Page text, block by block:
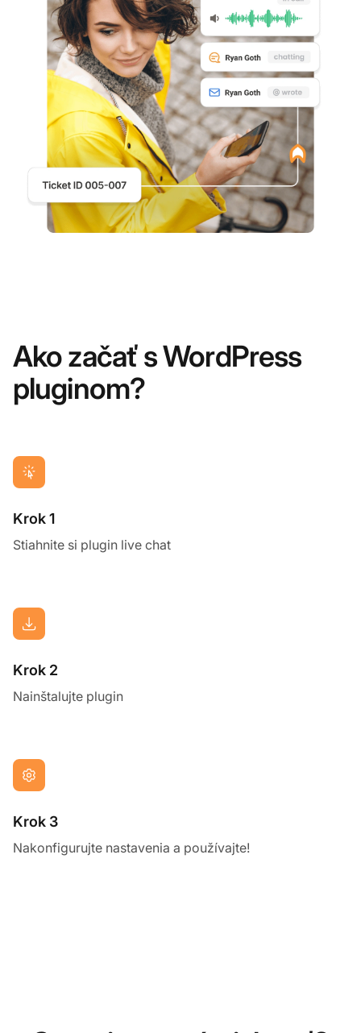
Ako začať s WordPress
pluginom?
Krok 1
Stiahnite si plugin live chat
Krok 2
Nainštalujte plugin
Krok 3
Nakonfigurujte nastavenia a používajte!